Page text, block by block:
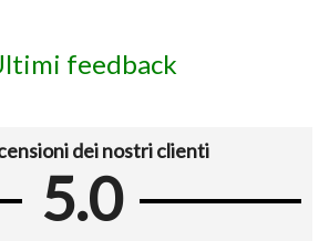
feedback
dei nostri clienti
5.0